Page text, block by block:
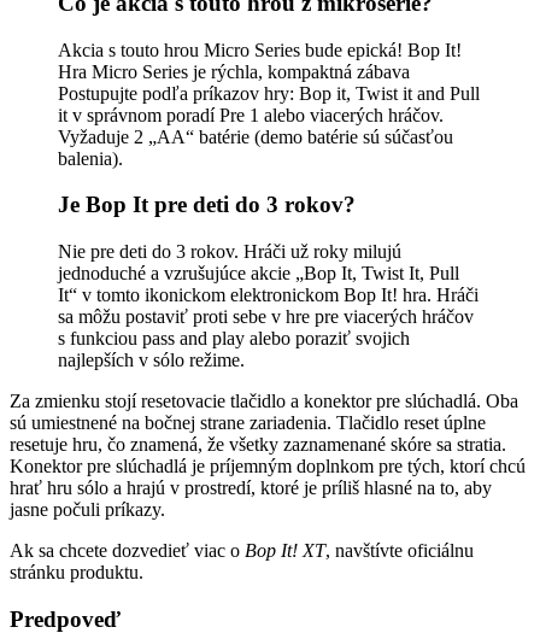
Akcia s touto hrou Micro Series bude epická! Bop It!
Hra Micro Series je rýchla, kompaktná zábava
Postupujte podľa príkazov hry: Bop it, Twist it and Pull
it v správnom poradí Pre 1 alebo viacerých hráčov.
Vyžaduje 2 „AA“ batérie (demo batérie sú súčasťou
balenia).
Je Bop It pre deti do 3 rokov?
Nie pre deti do 3 rokov. Hráči už roky milujú
jednoduché a vzrušujúce akcie „Bop It, Twist It, Pull
It“ v tomto ikonickom elektronickom Bop It! hra. Hráči
sa môžu postaviť proti sebe v hre pre viacerých hráčov
s funkciou pass and play alebo poraziť svojich
najlepších v sólo režime.
Za zmienku stojí resetovacie tlačidlo a konektor pre slúchadlá. Oba
sú umiestnené na bočnej strane zariadenia. Tlačidlo reset úplne
resetuje hru, čo znamená, že všetky zaznamenané skóre sa stratia.
Konektor pre slúchadlá je príjemným doplnkom pre tých, ktorí chcú
hrať hru sólo a hrajú v prostredí, ktoré je príliš hlasné na to, aby
jasne počuli príkazy.
Ak sa chcete dozvedieť viac o Bop It! XT, navštívte oficiálnu
stránku produktu.
Predpoveď